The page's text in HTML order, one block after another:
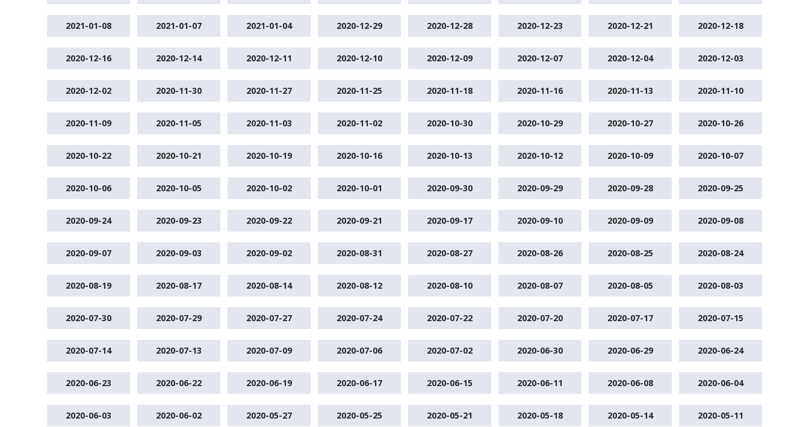
2021-01-08 2021-01-07 2021-01-04 2020-12-29 2020-12-28 2020-12-23 2020-12-21 2020-12-18
2020-12-16 2020-12-14 2020-12-11 2020-12-10 2020-12-09 2020-12-07 2020-12-04 2020-12-03
2020-12-02 2020-11-30 2020-11-27 2020-11-25 2020-11-18 2020-11-16 2020-11-13 2020-11-10
2020-11-09 2020-11-05 2020-11-03 2020-11-02 2020-10-30 2020-10-29 2020-10-27 2020-10-26
2020-10-22 2020-10-21 2020-10-19 2020-10-16 2020-10-13 2020-10-12 2020-10-09 2020-10-07
2020-10-06 2020-10-05 2020-10-02 2020-10-01 2020-09-30 2020-09-29 2020-09-28 2020-09-25
2020-09-24 2020-09-23 2020-09-22 2020-09-21 2020-09-17 2020-09-10 2020-09-09 2020-09-08
2020-09-07 2020-09-03 2020-09-02 2020-08-31 2020-08-27 2020-08-26 2020-08-25 2020-08-24
2020-08-19 2020-08-17 2020-08-14 2020-08-12 2020-08-10 2020-08-07 2020-08-05 2020-08-03
2020-07-30 2020-07-29 2020-07-27 2020-07-24 2020-07-22 2020-07-20 2020-07-17 2020-07-15
2020-07-14 2020-07-13 2020-07-09 2020-07-06 2020-07-02 2020-06-30 2020-06-29 2020-06-24
2020-06-23 2020-06-22 2020-06-19 2020-06-17 2020-06-15 2020-06-11 2020-06-08 2020-06-04
2020-06-03 2020-06-02 2020-05-27 2020-05-25 2020-05-21 2020-05-18 2020-05-14 2020-05-11